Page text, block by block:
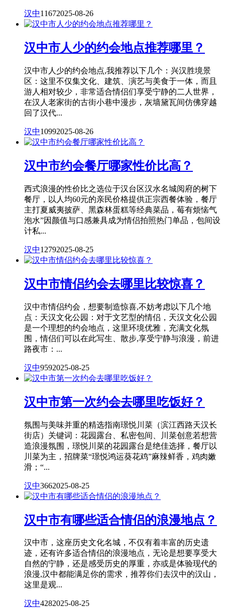
汉中11672025-08-26
汉中市人少的约会地点推荐哪里？
汉中市人少的约会地点,我推荐以下几个：兴汉胜境景
区：这里不仅集文化、建筑、演艺与美食于一体，而且
游人相对较少，非常适合情侣们享受宁静的二人世界，
在汉人老家街的古街小巷中漫步，灰墙黛瓦间仿佛穿越
回了汉代...
汉中10992025-08-26
汉中市约会餐厅哪家性价比高？
西式浪漫的性价比之选位于汉台区汉水名城阅府的树下
餐厅，以人均60元的亲民价格提供正宗西餐体验，餐厅
主打夏威夷披萨、黑森林蛋糕等经典菜品，莓有烦恼气
泡水”因颜值与口感兼具成为情侣拍照热门单品，包间设
计私...
汉中12792025-08-25
汉中市情侣约会去哪里比较惊喜？
汉中市情侣约会，想要制造惊喜,不妨考虑以下几个地
点：天汉文化公园：对于文艺型的情侣，天汉文化公园
是一个理想的约会地点，这里环境优雅，充满文化氛
围，情侣们可以在此写生、散步,享受宁静与浪漫，前进
路夜市：...
汉中9592025-08-25
汉中市第一次约会去哪里吃饭好？
氛围与美味并重的精选指南璟悦川菜（滨江西路天汉长
街店）关键词：花园露台、私密包间、川菜创意若想营
造浪漫氛围，璟悦川菜的花园露台是绝佳选择，餐厅以
川菜为主，招牌菜“璟悦鸿运葵花鸡”麻辣鲜香，鸡肉嫩
滑；“...
汉中3662025-08-25
汉中市有哪些适合情侣的浪漫地点？
汉中市，这座历史文化名城，不仅有着丰富的历史遗
迹，还有许多适合情侣的浪漫地点，无论是想要享受大
自然的宁静，还是感受历史的厚重，亦或是体验现代的
浪漫,汉中都能满足你的需求，推荐你们去汉中的汉山，
这里是观...
汉中4282025-08-25